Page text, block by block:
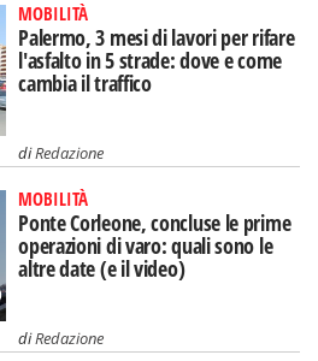
MOBILITÀ
Palermo, 3 mesi di lavori per rifare
l'asfalto in 5 strade: dove e come
cambia il traffico
diRedazione
MOBILITÀ
Ponte Corleone, concluse le prime
operazioni di varo: quali sono le
altre date (e il video)
diRedazione